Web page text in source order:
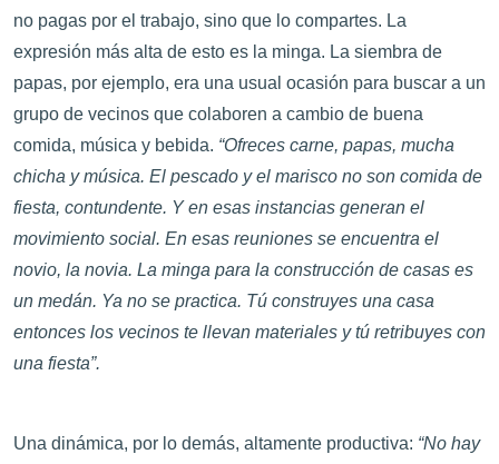
no pagas por el trabajo, sino que lo compartes. La
expresión más alta de esto es la minga. La siembra de
papas, por ejemplo, era una usual ocasión para buscar a un
grupo de vecinos que colaboren a cambio de buena
comida, música y bebida. “Ofreces carne, papas, mucha
chicha y música. El pescado y el marisco no son comida de
fiesta, contundente. Y en esas instancias generan el
movimiento social. En esas reuniones se encuentra el
novio, la novia. La minga para la construcción de casas es
un medán. Ya no se practica. Tú construyes una casa
entonces los vecinos te llevan materiales y tú retribuyes con
una fiesta”.
Una dinámica, por lo demás, altamente productiva: “No hay